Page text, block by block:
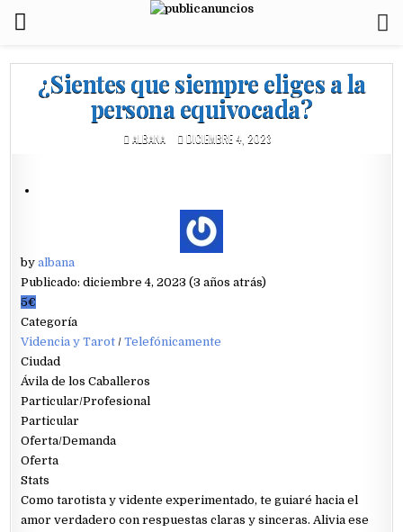
¿Sientes que siempre eliges a la
persona equivocada?
ALBANA DICIEMBRE 4, 2023
byalbana
Publicado: diciembre 4, 2023 (3 años atrás)
5€
Categoría
Videncia y Tarot /Telefónicamente
Ciudad
Ávila de los Caballeros
Particular/Profesional
Particular
Oferta/Demanda
Oferta
Stats
Como tarotista y vidente experimentado, te guiaré hacia el
amor verdadero con respuestas claras y sinceras. Alivia ese